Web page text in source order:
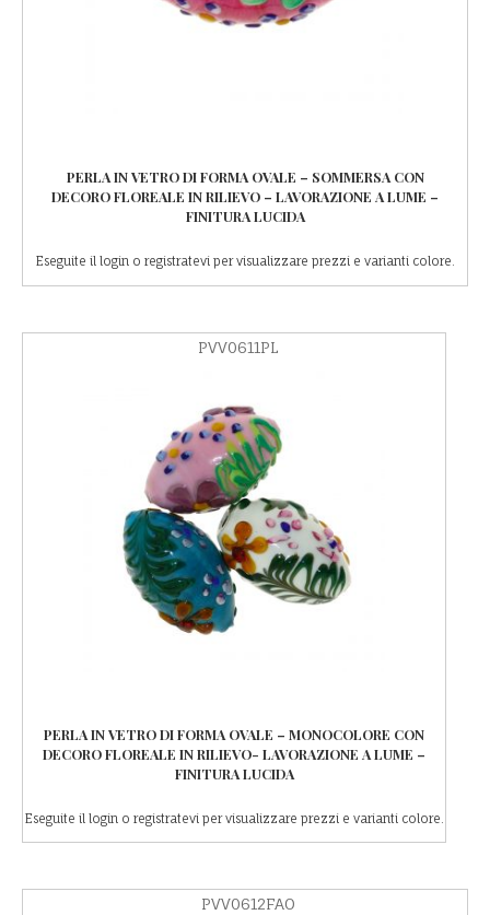
PERLA IN VETRO DI FORMA OVALE – SOMMERSA CON
DECORO FLOREALE IN RILIEVO – LAVORAZIONE A LUME –
FINITURA LUCIDA
Eseguite il login o registratevi per visualizzare prezzi e varianti colore.
PVV0611PL
PERLA IN VETRO DI FORMA OVALE – MONOCOLORE CON
DECORO FLOREALE IN RILIEVO- LAVORAZIONE A LUME –
FINITURA LUCIDA
Eseguite il login o registratevi per visualizzare prezzi e varianti colore.
PVV0612FAO